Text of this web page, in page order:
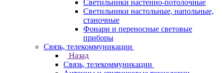
Светильники настенно-потолочные
Светильники настольные, напольные,
станочные
Фонари и переносные световые
приборы
Связь, телекоммуникации
Назад
Связь, телекоммуникации